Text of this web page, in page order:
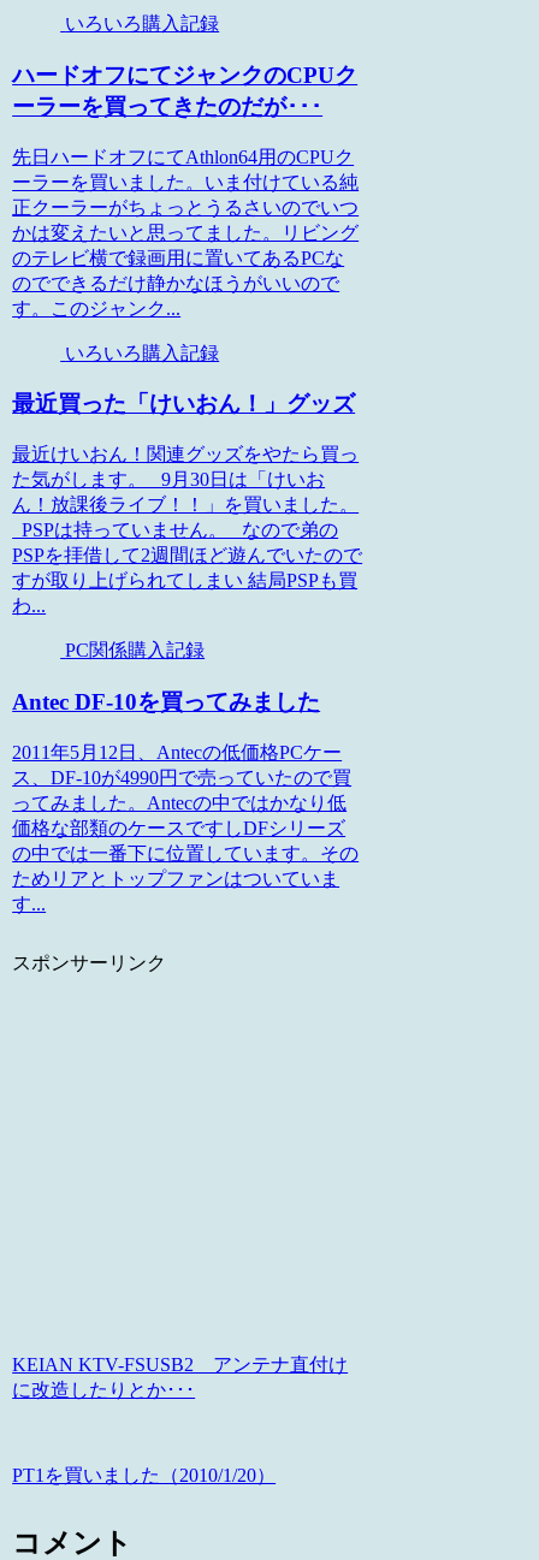
いろいろ購入記録
ハードオフにてジャンクのCPUク
ーラーを買ってきたのだが･･･
先日ハードオフにてAthlon64用のCPUク
ーラーを買いました。いま付けている純
正クーラーがちょっとうるさいのでいつ
かは変えたいと思ってました。リビング
のテレビ横で録画用に置いてあるPCな
のでできるだけ静かなほうがいいので
す。このジャンク...
いろいろ購入記録
最近買った「けいおん！」グッズ
最近けいおん！関連グッズをやたら買っ
た気がします。 9月30日は「けいお
ん！放課後ライブ！！」を買いました。
PSPは持っていません。 なので弟の
PSPを拝借して2週間ほど遊んでいたので
すが取り上げられてしまい 結局PSPも買
わ...
PC関係購入記録
Antec DF-10を買ってみました
2011年5月12日、Antecの低価格PCケー
ス、DF-10が4990円で売っていたので買
ってみました。Antecの中ではかなり低
価格な部類のケースですしDFシリーズ
の中では一番下に位置しています。その
ためリアとトップファンはついていま
す...
スポンサーリンク
KEIAN KTV-FSUSB2 アンテナ直付け
に改造したりとか･･･
PT1を買いました（2010/1/20）
コメント